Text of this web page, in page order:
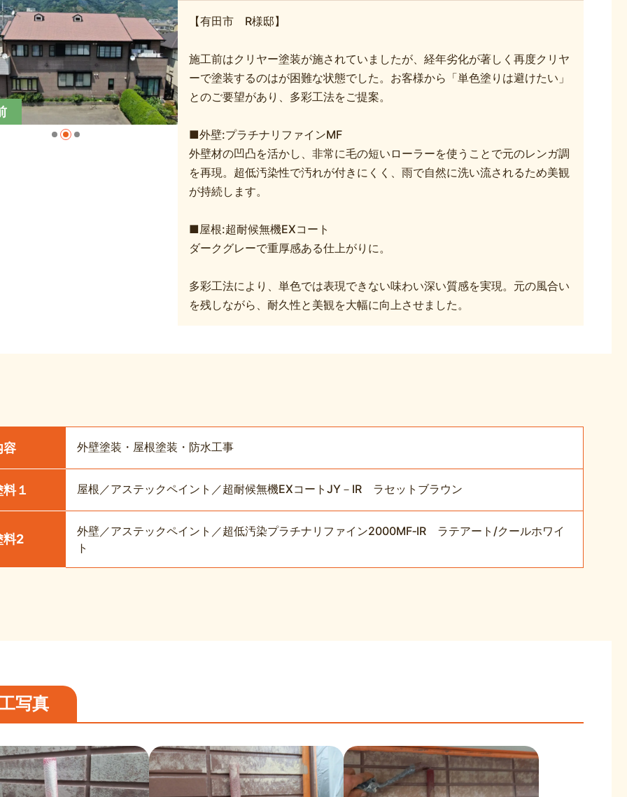
【有田市 R様邸】
施工前はクリヤー塗装が施されていましたが、経年劣化が著しく再度クリヤ
ーで塗装するのはが困難な状態でした。お客様から「単色塗りは避けたい」
とのご要望があり、多彩工法をご提案。
■外壁:プラチナリファインMF
外壁材の凹凸を活かし、非常に毛の短いローラーを使うことで元のレンガ調
を再現。超低汚染性で汚れが付きにくく、雨で自然に洗い流されるため美観
が持続します。
■屋根:超耐候無機EXコート
ダークグレーで重厚感ある仕上がりに。
多彩工法により、単色では表現できない味わい深い質感を実現。元の風合い
を残しながら、耐久性と美観を大幅に向上させました。
容 外壁塗装・屋根塗装・防水工事
１ 屋根／アステックペイント／超耐候無機EXコートJY－IR ラセットブラウン
料2
外壁／アステックペイント／超低汚染プラチナリファイン2000MF‐IR ラテアート/クールホワイ
ト
写真